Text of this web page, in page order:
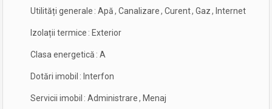
Utilități generale : Apă, Canalizare, Curent, Gaz, Internet
Izolații termice : Exterior
Clasa energetică : A
Dotări imobil : Interfon
Servicii imobil : Administrare, Menaj